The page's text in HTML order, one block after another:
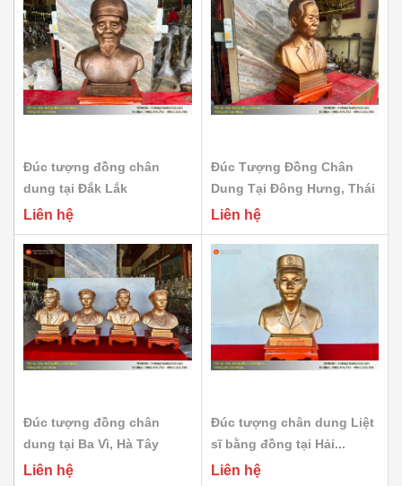
Đúc tượng đồng chân
dung tại Đắk Lắk
Liên hệ
Đúc Tượng Đồng Chân
Dung Tại Đông Hưng, Thái
Bình
Liên hệ
Đúc tượng đồng chân
dung tại Ba Vì, Hà Tây
Liên hệ
Đúc tượng chân dung Liệt
sĩ bằng đồng tại Hải...
Liên hệ